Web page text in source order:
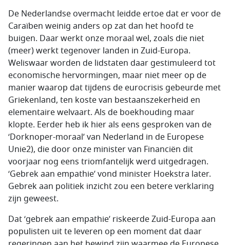
De Nederlandse overmacht leidde ertoe dat er voor de
Caraïben weinig anders op zat dan het hoofd te
buigen. Daar werkt onze moraal wel, zoals die niet
(meer) werkt tegenover landen in Zuid-Europa.
Weliswaar worden de lidstaten daar gestimuleerd tot
economische hervormingen, maar niet meer op de
manier waarop dat tijdens de eurocrisis gebeurde met
Griekenland, ten koste van bestaanszekerheid en
elementaire welvaart. Als de boekhouding maar
klopte. Eerder heb ik hier als eens gesproken van de
‘Dorknoper-moraal’ van Nederland in de Europese
Unie2), die door onze minister van Financiën dit
voorjaar nog eens triomfantelijk werd uitgedragen.
‘Gebrek aan empathie’ vond minister Hoekstra later.
Gebrek aan politiek inzicht zou een betere verklaring
zijn geweest.
Dat ‘gebrek aan empathie’ riskeerde Zuid-Europa aan
populisten uit te leveren op een moment dat daar